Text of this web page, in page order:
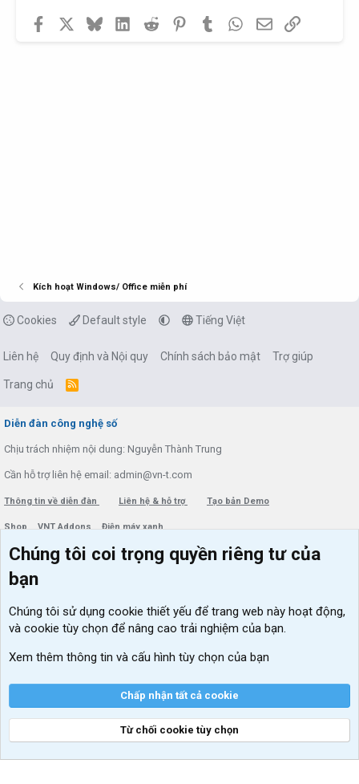
Facebook BlueskyLinkedInReddit PinterestTumblr WhatsApp
EmailLink
Kích hoạt Windows/ Office miễn phí
Cookies Default style Tiếng Việt
Liên hệ Quy định và Nội quy Chính sách bảo mật Trợ giúp
Trang chủ
R
Diễn đàn công nghệ số
Chịu trách nhiệm nội dung: Nguyễn Thành Trung
Cần hỗ trợ liên hệ email: admin@vn-t.com
Thông tin về diễn đàn Liên hệ & hỗ trợ Tạo bản Demo
Shop VNT Addons Điện máy xanh
Menu thành viên
Đăng nhập
Diễn đàn
Kích hoạt Windows/ Office miễn phí
VIP add-ons Xenforo
Khuyến mãi và tài trợ
Chúng tôi coi trọng quyền riêng tư của
bạn
Chúng tôi sử dụng cookie thiết yếu để trang web này hoạt động,
và cookie tùy chọn để nâng cao trải nghiệm của bạn.
Xem thêm thông tin và cấu hình tùy chọn của bạn
Chấp nhận tất cả cookie
Từ chối cookie tùy chọn